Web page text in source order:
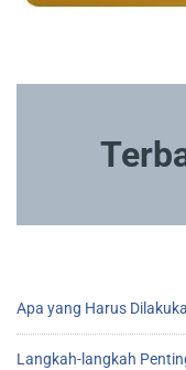
Apa yang Harus
Langkah-langkah